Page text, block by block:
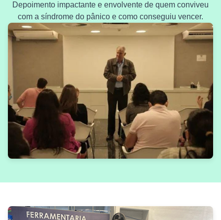
Depoimento impactante e envolvente de quem conviveu
com a síndrome do pânico e como conseguiu vencer.